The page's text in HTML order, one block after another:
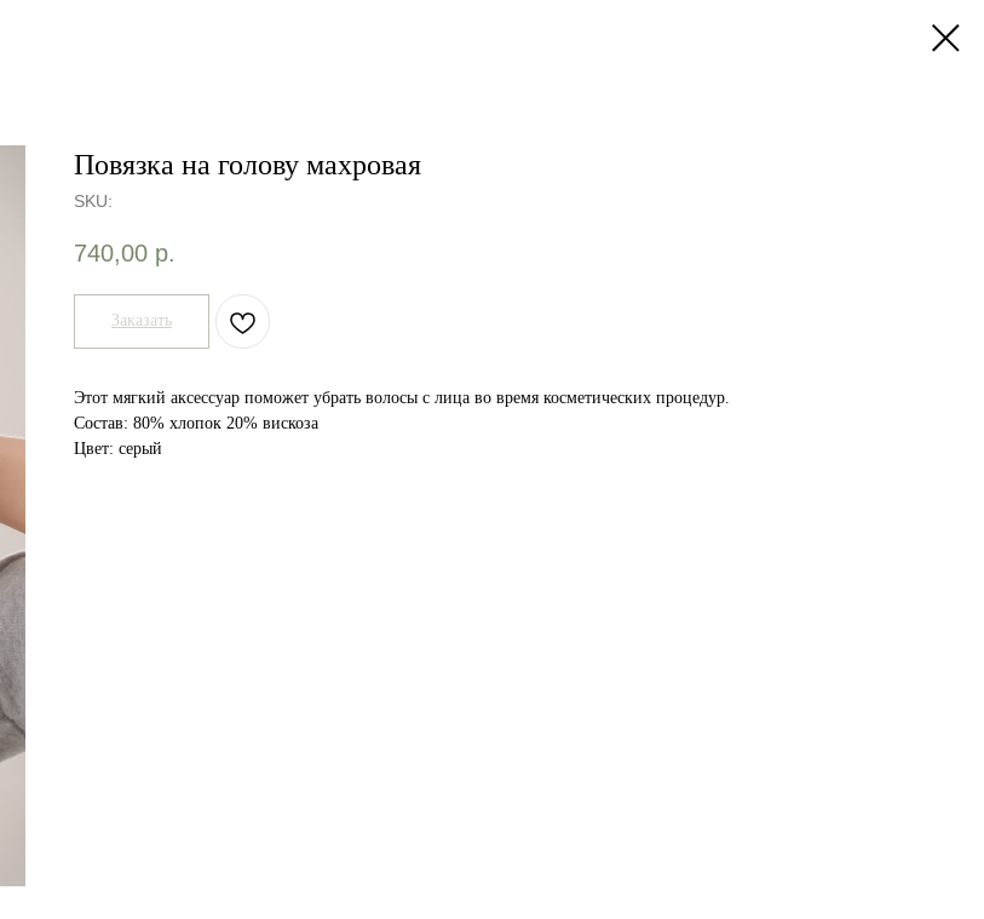
Повязка на голову махровая
SKU:
740,00 р.
Заказать
Этот мягкий аксессуар поможет убрать волосы с лица во время косметических процедур.
Состав: 80% хлопок 20% вискоза
Цвет: серый